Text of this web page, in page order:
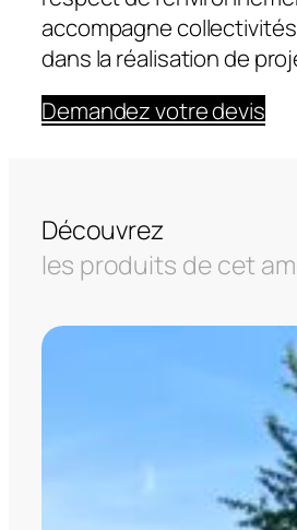
accompagne
dans la réalisation de
Demandez votre devis
Découvrez
les produits de cet